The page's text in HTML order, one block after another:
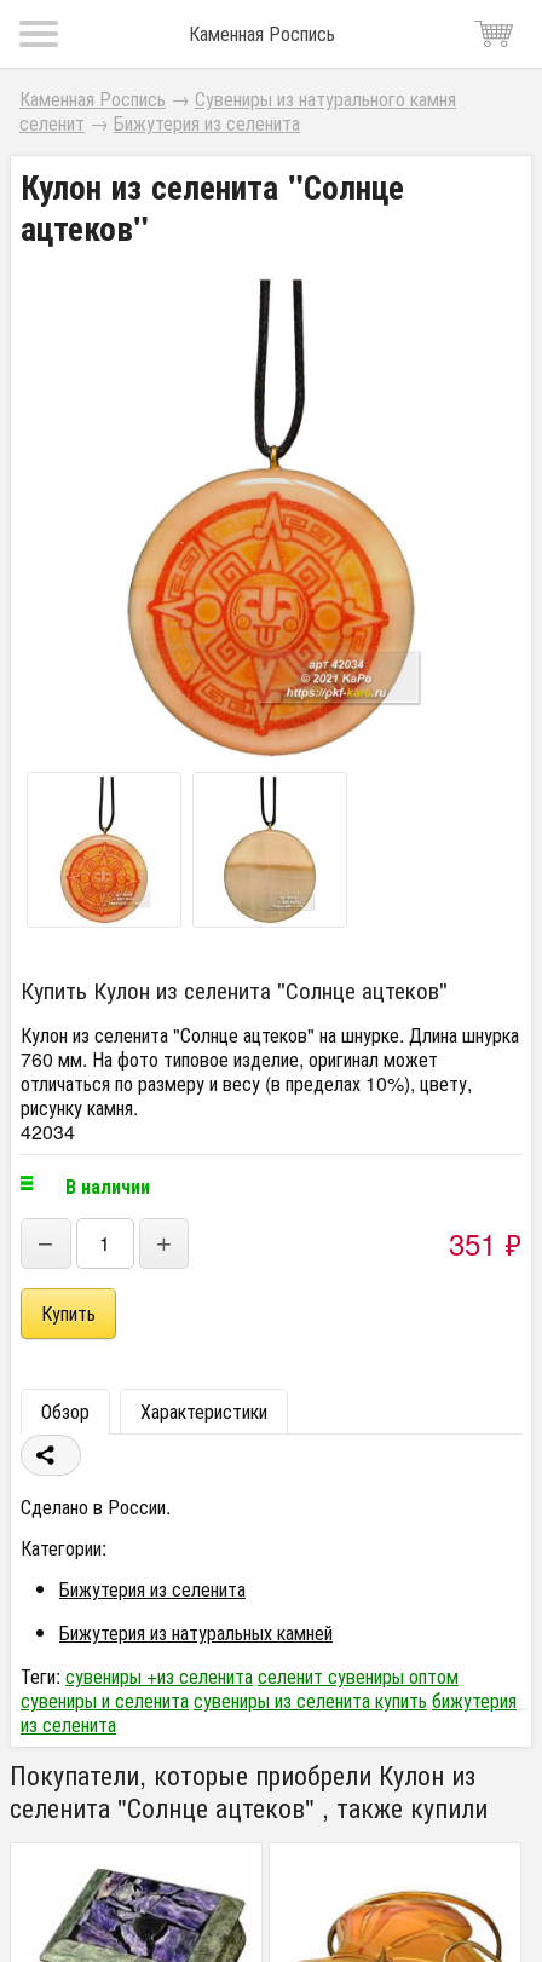
Каменная Роспись
Каменная Роспись → Сувениры из натурального камня
селенит → Бижутерия из селенита
Кулон из селенита "Солнце
ацтеков"
Купить Кулон из селенита "Солнце ацтеков"
Кулон из селенита "Солнце ацтеков" на шнурке. Длина шнурка
760 мм. На фото типовое изделие, оригинал может
отличаться по размеру и весу (в пределах 10%), цвету,
рисунку камня.
42034
В наличии
− + 351 ₽
Обзор Характеристики
Сделано в России.
Категории:
Бижутерия из селенита
Бижутерия из натуральных камней
Теги: сувениры +из селенитаселенит сувениры оптом
сувениры и селенитасувениры из селенита купить бижутерия
из селенита
Покупатели, которые приобрели Кулон из
селенита "Солнце ацтеков" , также купили